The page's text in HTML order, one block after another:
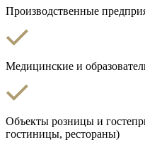
Производственные
Медицинские и
Объекты розницы и
гостиницы, рестораны)